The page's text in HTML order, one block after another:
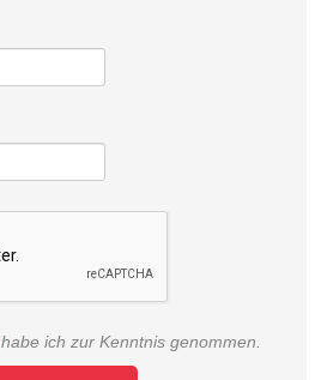
habe ich zur Kenntnis genommen.